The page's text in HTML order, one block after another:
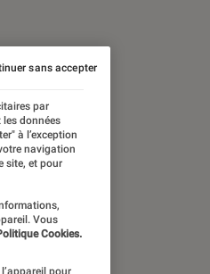
par
données
à l’exception
navigation
site, et pour
Vous
Cookies.
pour
sans accepter